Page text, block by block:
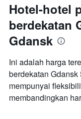
Hotel-hotel
berdekatan
Gdansk
Ini adalah harga
berdekatan
mempunyai
membandingkan